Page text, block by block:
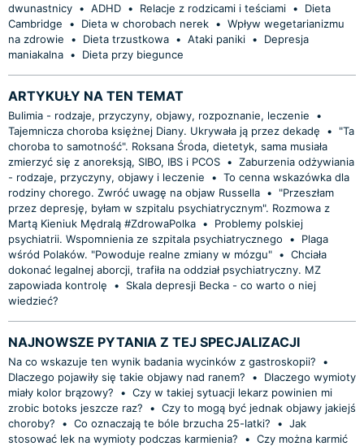
dwunastnicy • ADHD • Relacje z rodzicami i teściami •
Dieta
Cambridge
• Dieta w chorobach nerek • Wpływ wegetarianizmu
na zdrowie
• Dieta trzustkowa • Ataki paniki •
Depresja
maniakalna • Dieta przy biegunce
ARTYKUŁY NA TEN TEMAT
Bulimia - rodzaje, przyczyny, objawy, rozpoznanie, leczenie
•
Tajemnicza choroba księżnej Diany. Ukrywała ją przez dekadę
•
"Ta
choroba to samotność". Roksana Środa, dietetyk, sama musiała
zmierzyć się z anoreksją, SIBO, IBS i PCOS • Zaburzenia odżywiania
- rodzaje, przyczyny, objawy i leczenie
• To cenna wskazówka dla
rodziny chorego. Zwróć uwagę na objaw Russella •
"Przeszłam
przez depresję, byłam w szpitalu psychiatrycznym". Rozmowa z
Martą Kieniuk Mędralą #ZdrowaPolka •
Problemy polskiej
psychiatrii. Wspomnienia ze szpitala psychiatrycznego
•
Plaga
wśród Polaków. "Powoduje realne zmiany w mózgu" • Chciała
dokonać legalnej aborcji, trafiła na oddział psychiatryczny. MZ
zapowiada kontrolę
•
Skala depresji Becka - co warto o niej
wiedzieć?
NAJNOWSZE PYTANIA Z TEJ SPECJALIZACJI
Na co wskazuje ten wynik badania wycinków z gastroskopii?
•
Dlaczego pojawiły się takie objawy nad ranem?
•
Dlaczego wymioty
miały kolor brązowy?
• Czy w takiej sytuacji lekarz powinien mi
zrobic botoks jeszcze raz?
• Czy to mogą być jednak objawy jakiejś
choroby?
• Co oznaczają te bóle brzucha 25-latki? • Jak
stosować lek na wymioty podczas karmienia?
• Czy można karmić